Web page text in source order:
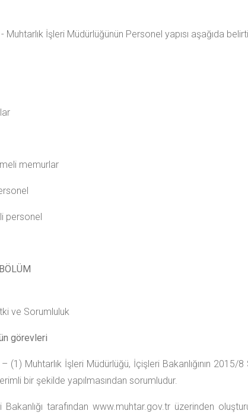
Muhtarlık İşleri Müdürlüğünün Personel yapısı aşağıda
memurlar
personel
ve Sorumluluk
görevleri
(1) Muhtarlık İşleri Müdürlüğü, İçişleri Bakanlığının 2015/
bir şekilde yapılmasından sorumludur.
tarafından www.muhtar.gov.tr üzerinden